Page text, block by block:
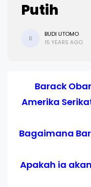
Putih
B
BUDI UTOMO
15 YEARS AGO
Barack
Amerika
Bagaimana
Apakah ia